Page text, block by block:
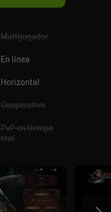
Multijugador
En línea
Horizontal
Cooperativo
PvP en tiempo
real